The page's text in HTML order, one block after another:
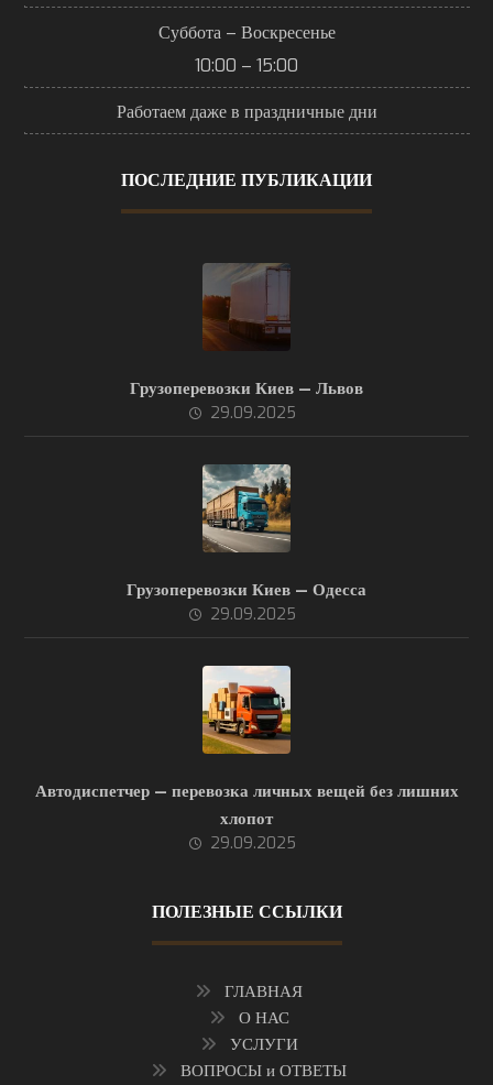
Суббота – Воскресенье
10:00 – 15:00
Работаем даже в праздничные дни
ПОСЛЕДНИЕ ПУБЛИКАЦИИ
Грузоперевозки Киев — Львов
29.09.2025
Грузоперевозки Киев — Одесса
29.09.2025
Автодиспетчер — перевозка личных вещей без лишних
хлопот
29.09.2025
ПОЛЕЗНЫЕ ССЫЛКИ
ГЛАВНАЯ
О НАС
УСЛУГИ
ВОПРОСЫ и ОТВЕТЫ